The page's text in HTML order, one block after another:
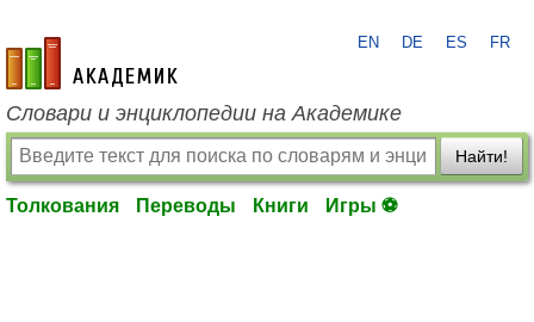
academic.ru
EN DE ES FR
Словари и энциклопедии на Академике
Найти!
Толкования Переводы Книги Игры ⚽